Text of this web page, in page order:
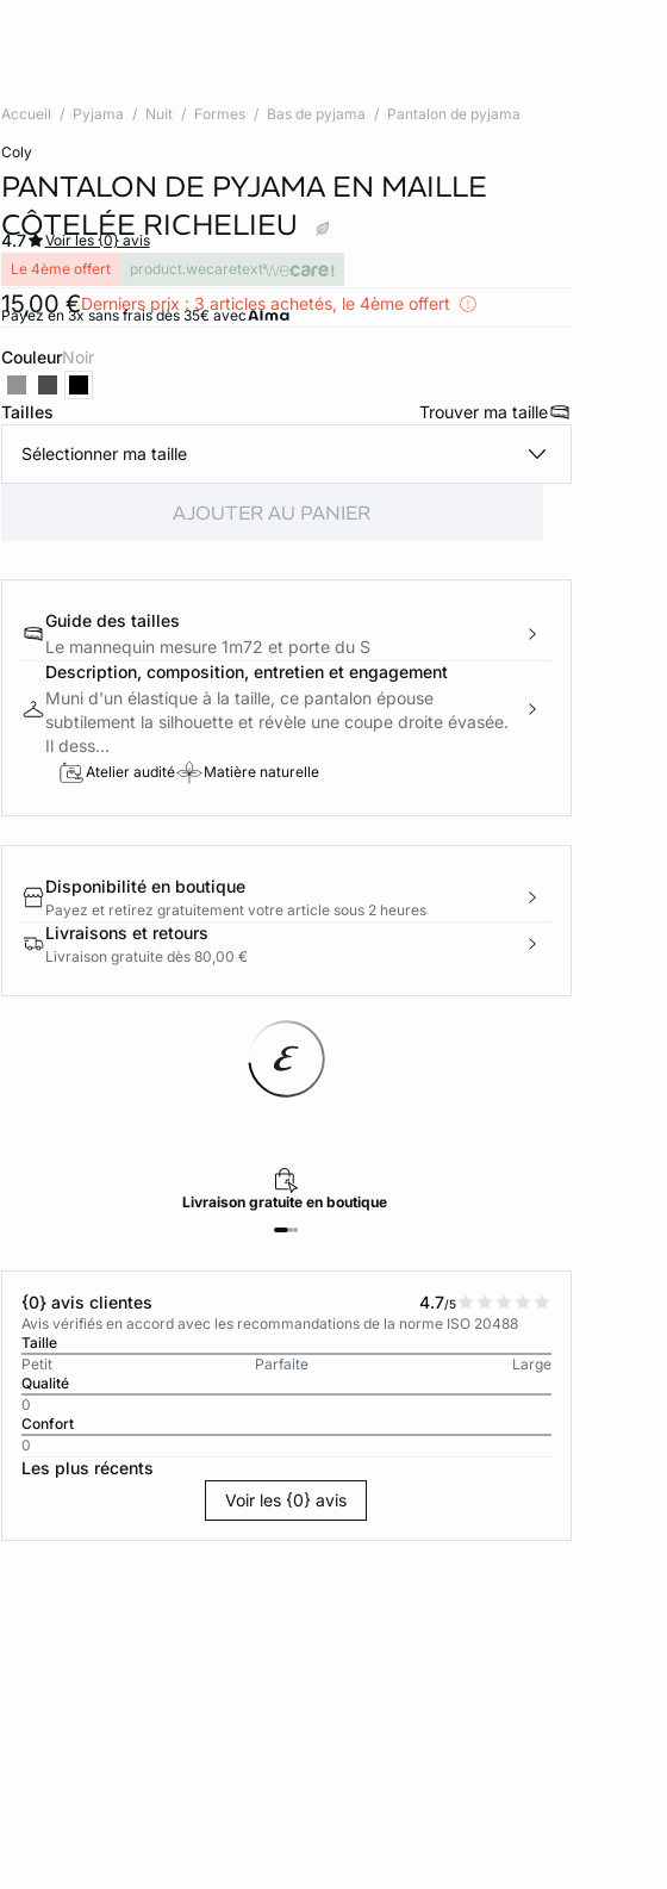
Accueil Pyjama Nuit Formes Bas de pyjama Pantalon de pyjama
coly
PANTALON DE PYJAMA EN MAILLE
CÔTELÉE RICHELIEU
15,00 €Derniers prix : 3 articles achetés, le 4ème offert
4.7
Voir les {0} avis
Le 4ème offert
product.wecaretext
Payez en 3x sans frais dès 35€ avec
Couleur noir
Tailles Trouver ma taille
Sélectionner ma taille
AJOUTER AU PANIER
Guide des tailles
Le mannequin mesure 1m72 et porte du S
Description, composition, entretien et engagement
Muni d'un élastique à la taille, ce pantalon épouse
subtilement la silhouette et révèle une coupe droite évasée.
Il dess...
Atelier audité Matière naturelle
Disponibilité en boutique
Payez et retirez gratuitement votre article sous 2 heures
Livraisons et retours
Livraison gratuite dès 80,00 €
Livraison gratuite en boutique
{0} avis clientes 4.7/5
Avis vérifiés en accord avec les recommandations de la norme ISO 20488
Taille
Petit
Parfaite
Large
Qualité
0
Confort
0
Les plus récents
Voir les {0} avis